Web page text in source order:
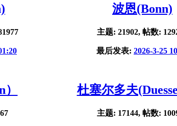
波恩(Bonn)
主题: 21902, 帖数:
最后发表: 2026-3-25
杜塞尔多夫
主题: 17144, 帖数: